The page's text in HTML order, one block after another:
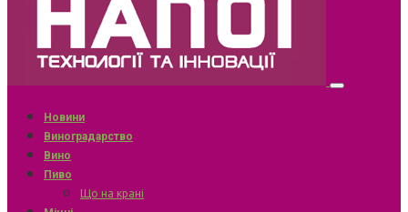
Новини
Виноградарство
Вино
Пиво
Що на крані